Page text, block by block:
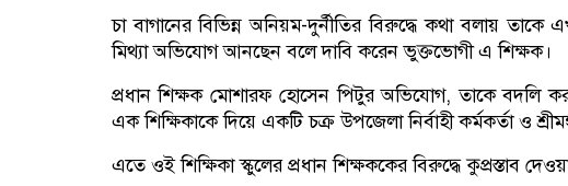
চা বাগানের বিভিন্ন অনিয়ম-দুর্নীতির বিরুদ্ধে কথা বলায়
মিথ্যা অভিযোগ আনছেন বলে দাবি করেন ভুক্তভোগী এ শিক্ষক।
প্রধান শিক্ষক মোশারফ হোসেন পিটুর অভিযোগ, তাকে বদলি
এক শিক্ষিকাকে দিয়ে একটি চক্র উপজেলা নির্বাহী কর্মকর্তা ও
এতে ওই শিক্ষিকা স্কুলের প্রধান শিক্ষককের বিরুদ্ধে কুপ্রস্তাব